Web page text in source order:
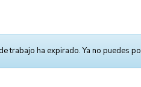
trabajo ha expirado. Ya no puedes